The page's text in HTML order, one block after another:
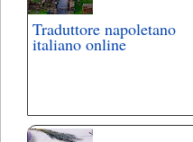
Traduttore napoletano
italiano online